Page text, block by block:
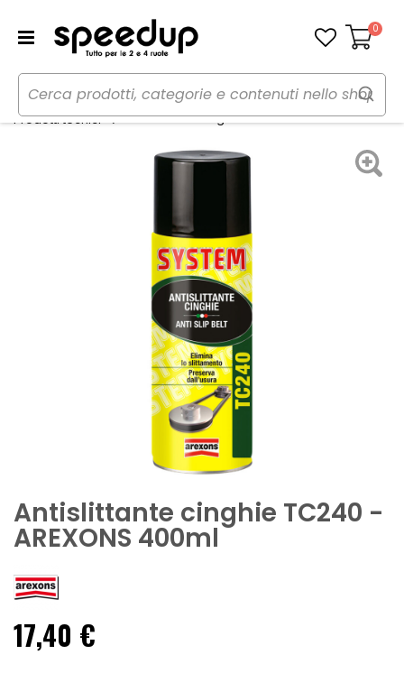
Carrello
0
Home Auto
Manutenzione e ricambi auto
Prodotti tecnici
Antislittante cinghie TC240 - AREXONS
Antislittante cinghie TC240 -
AREXONS 400ml
17,40 €